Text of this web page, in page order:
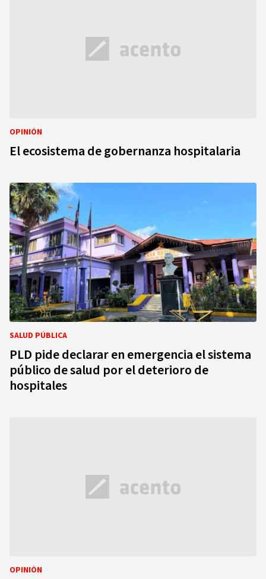
OPINIÓN
El ecosistema de gobernanza hospitalaria
SALUD PÚBLICA
PLD pide declarar en emergencia el sistema
público de salud por el deterioro de
hospitales
OPINIÓN